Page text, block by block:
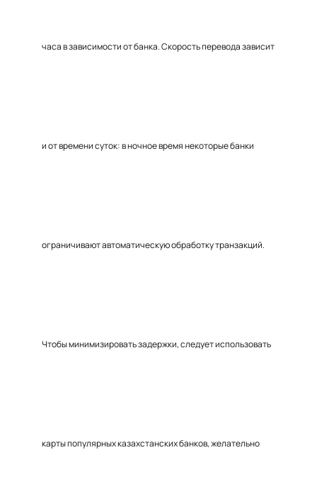
часа в зависимости от банка. Скорость перевода зависит
и от времени суток: в ночное время некоторые банки
ограничивают автоматическую обработку транзакций.
Чтобы минимизировать задержки, следует использовать
карты популярных казахстанских банков, желательно